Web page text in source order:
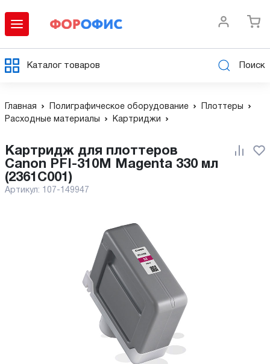
Каталог товаров Поиск
Главная Полиграфическое оборудование
Плоттеры
Расходные материалы
Картриджи
Картридж для плоттеров
Canon PFI-310M Magenta 330 мл
(2361C001)
Артикул: 107-149947